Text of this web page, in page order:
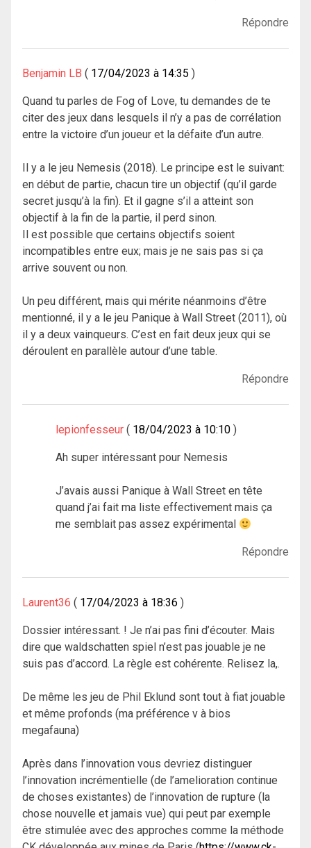
Répondre
Benjamin LB 17/04/2023 à 14:35
Quand tu parles de Fog of Love, tu demandes de te
citer des jeux dans lesquels il n’y a pas de corrélation
entre la victoire d’un joueur et la défaite d’un autre.
Il y a le jeu Nemesis (2018). Le principe est le suivant:
en début de partie, chacun tire un objectif (qu’il garde
secret jusqu’à la fin). Et il gagne s’il a atteint son
objectif à la fin de la partie, il perd sinon.
Il est possible que certains objectifs soient
incompatibles entre eux; mais je ne sais pas si ça
arrive souvent ou non.
Un peu différent, mais qui mérite néanmoins d’être
mentionné, il y a le jeu Panique à Wall Street (2011), où
il y a deux vainqueurs. C’est en fait deux jeux qui se
déroulent en parallèle autour d’une table.
Répondre
lepionfesseur 18/04/2023 à 10:10
Ah super intéressant pour Nemesis
J’avais aussi Panique à Wall Street en tête
quand j’ai fait ma liste effectivement mais ça
me semblait pas assez expérimental
Répondre
Laurent36 17/04/2023 à 18:36
Dossier intéressant. ! Je n’ai pas fini d’écouter. Mais
dire que waldschatten spiel n’est pas jouable je ne
suis pas d’accord. La règle est cohérente. Relisez la,.
De même les jeu de Phil Eklund sont tout à fiat jouable
et même profonds (ma préférence v à bios
megafauna)
Après dans l’innovation vous devriez distinguer
l’innovation incrémentielle (de l’amelioration continue
de choses existantes) de l’innovation de rupture (la
chose nouvelle et jamais vue) qui peut par exemple
être stimulée avec des approches comme la méthode